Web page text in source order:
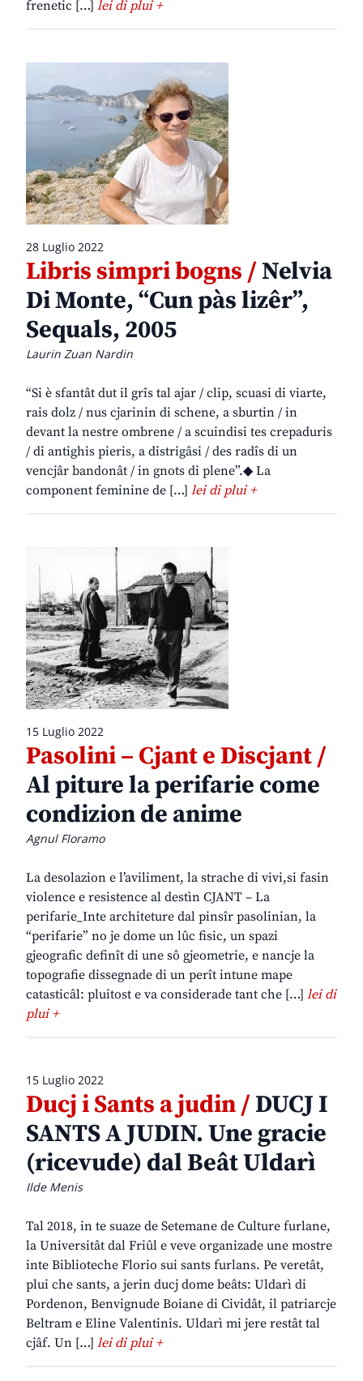
frenetic […] lei di plui +
28 Luglio 2022
Libris simpri bogns /Nelvia
Di Monte, “Cun pàs lizêr”,
Sequals, 2005
Laurin Zuan Nardin
“Si è sfantât dut il grîs tal ajar / clip, scuasi di viarte,
rais dolz / nus cjarinin di schene, a sburtin / in
devant la nestre ombrene / a scuindisi tes crepaduris
/ di antighis pieris, a distrigâsi / des radîs di un
vencjâr bandonât / in gnots di plene”.◆ La
component feminine de […] lei di plui +
15 Luglio 2022
Pasolini – Cjant e Discjant /
Al piture la perifarie come
condizion de anime
Agnul Floramo
La desolazion e l’aviliment, la strache di vivi,si fasin
violence e resistence al destìn CJANT – La
perifarie_Inte architeture dal pinsîr pasolinian, la
“perifarie” no je dome un lûc fisic, un spazi
gjeografic definît di une sô gjeometrie, e nancje la
topografie dissegnade di un perît intune mape
catasticâl: pluitost e va considerade tant che […] lei di
plui +
15 Luglio 2022
Ducj i Sants a judin /DUCJ I
SANTS A JUDIN. Une gracie
(ricevude) dal Beât Uldarì
Ilde Menis
Tal 2018, in te suaze de Setemane de Culture furlane,
la Universitât dal Friûl e veve organizade une mostre
inte Biblioteche Florio sui sants furlans. Pe veretât,
plui che sants, a jerin ducj dome beâts: Uldarì di
Pordenon, Benvignude Boiane di Cividât, il patriarcje
Beltram e Eline Valentinis. Uldarì mi jere restât tal
cjâf. Un […] lei di plui +